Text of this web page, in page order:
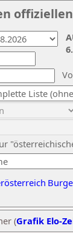
(Grafik Elo-